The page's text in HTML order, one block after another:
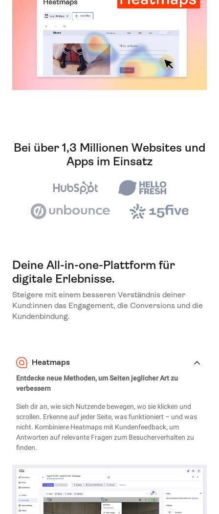
Bei über 1,3 Millionen Websites und
Apps im Einsatz
Deine All-in-one-Plattform für
digitale Erlebnisse.
Steigere mit einem besseren Verständnis deiner
Kund:innen das Engagement, die Conversions und die
Kundenbindung.
Heatmaps
Entdecke neue Methoden, um Seiten jeglicher Art zu
verbessern
Sieh dir an, wie sich Nutzende bewegen, wo sie klicken und
scrollen. Erkenne auf jeder Seite, was funktioniert – und was
nicht. Kombiniere Heatmaps mit Kundenfeedback, um
Antworten auf relevante Fragen zum Besucherverhalten zu
finden.